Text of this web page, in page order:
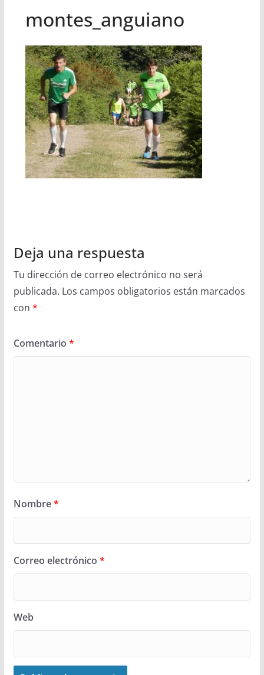
montes_anguiano
Deja una respuesta
Tu dirección de correo electrónico no será
publicada. Los campos obligatorios están marcados
con *
Comentario *
Nombre*
Correo electrónico *
Web